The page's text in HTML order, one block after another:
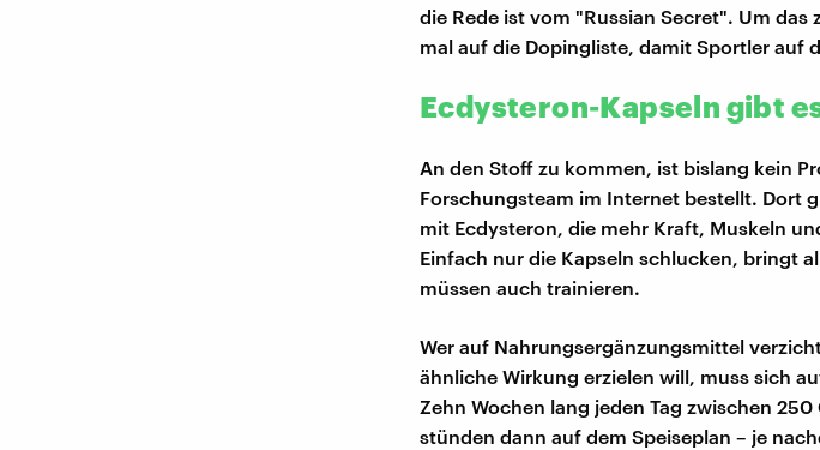
die Rede ist vom "Russian Secret". Um
mal auf die Dopingliste, damit Sportler auf
Ecdysteron-Kapseln gibt
An den Stoff zu kommen, ist bislang kein
Forschungsteam im Internet bestellt. Dort
mit Ecdysteron, die mehr Kraft, Muskeln
Einfach nur die Kapseln schlucken, bringt
müssen auch trainieren.
Wer auf Nahrungsergänzungsmittel
ähnliche Wirkung erzielen will, muss sich
Zehn Wochen lang jeden Tag zwischen
stünden dann auf dem Speiseplan – je